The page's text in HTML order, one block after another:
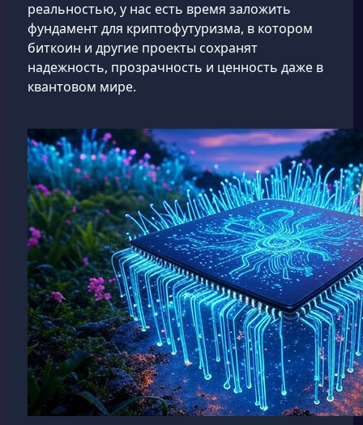
реальностью, у нас есть время заложить
фундамент для криптофутуризма, в котором
биткоин и другие проекты сохранят
надежность, прозрачность и ценность даже в
квантовом мире.